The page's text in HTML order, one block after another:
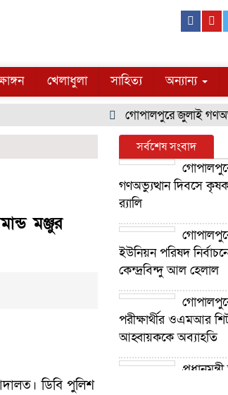
খেলাধুলা সাহিত্য অন্যান্য
গোপালপুরে জুলাই
মঞ্জুর
ডিবি পুলিশ
সর্বশেষ সংবাদ
গণঅভ্যুত্থান দিবসে
র‍্যালি
ইউনিয়ন পরিষদ
কেন্দ্রবিন্দু আল হেলাল
পরীক্ষার্থীর ওএমআর
আহ্বায়ককে অব্যাহতি